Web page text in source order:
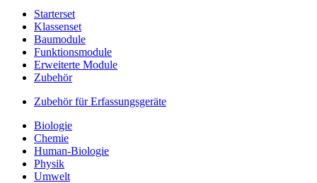
Starterset
Klassenset
Baumodule
Funktionsmodule
Erweiterte Module
Zubehör
Zubehör für Erfassungsgeräte
Biologie
Chemie
Human-Biologie
Physik
Umwelt